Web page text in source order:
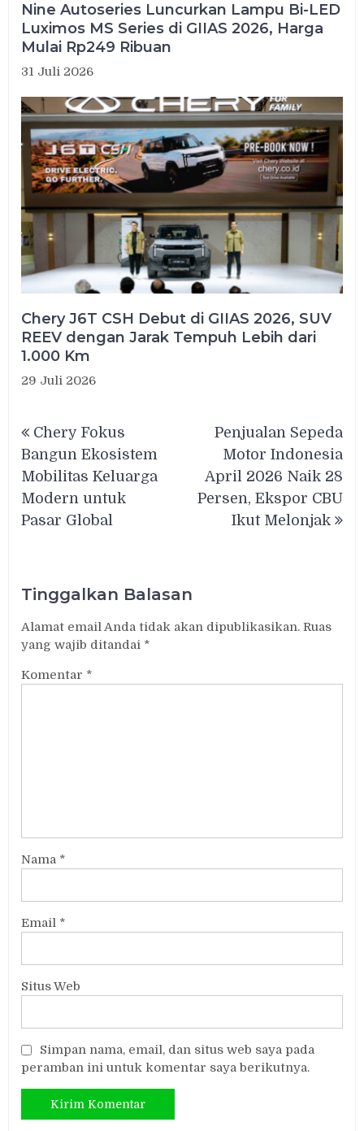
Nine Autoseries Luncurkan Lampu Bi-LED
Luximos MS Series di GIIAS 2026, Harga
Mulai Rp249 Ribuan
31 Juli 2026
Chery J6T CSH Debut di GIIAS 2026, SUV
REEV dengan Jarak Tempuh Lebih dari
1.000 Km
29 Juli 2026
pos
Chery Fokus
Bangun Ekosistem
Mobilitas Keluarga
Modern untuk
Pasar Global
Penjualan Sepeda
Motor Indonesia
April 2026 Naik 28
Persen, Ekspor CBU
Ikut Melonjak
Tinggalkan Balasan
Alamat email Anda tidak akan dipublikasikan. Ruas
yang wajib ditandai *
Komentar *
Nama *
Email *
Situs Web
Simpan nama, email, dan situs web saya pada
peramban ini untuk komentar saya berikutnya.